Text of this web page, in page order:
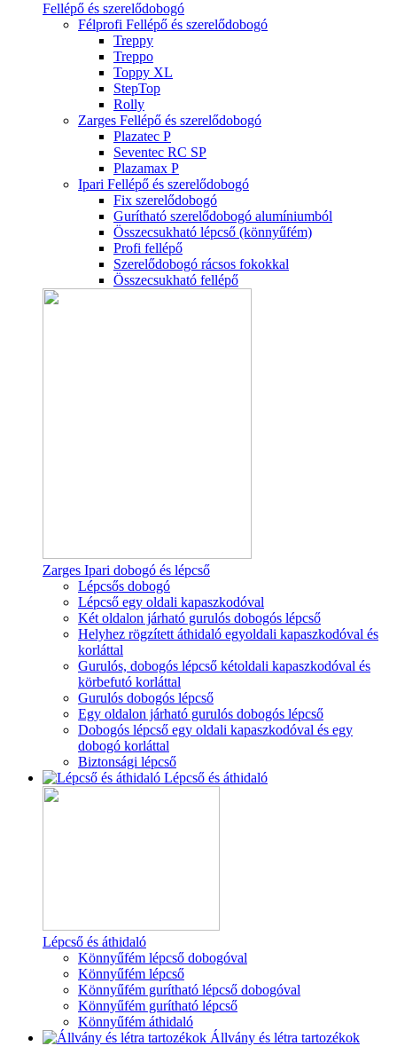
Fellépő és szerelődobogó
Félprofi Fellépő és szerelődobogó
Treppy
Treppo
Toppy XL
StepTop
Rolly
Zarges Fellépő és szerelődobogó
Plazatec P
Seventec RC SP
Plazamax P
Ipari Fellépő és szerelődobogó
Fix szerelődobogó
Gurítható szerelődobogó alumíniumból
Összecsukható lépcső (könnyűfém)
Profi fellépő
Szerelődobogó rácsos fokokkal
Összecsukható fellépő
Zarges Ipari dobogó és lépcső
Lépcsős dobogó
Lépcső egy oldali kapaszkodóval
Két oldalon járható gurulós dobogós lépcső
Helyhez rögzített áthidaló egyoldali kapaszkodóval és
korláttal
Gurulós, dobogós lépcső kétoldali kapaszkodóval és
körbefutó korláttal
Gurulós dobogós lépcső
Egy oldalon járható gurulós dobogós lépcső
Dobogós lépcső egy oldali kapaszkodóval és egy
dobogó korláttal
Biztonsági lépcső
Lépcső és áthidaló
Lépcső és áthidaló
Könnyűfém lépcső dobogóval
Könnyűfém lépcső
Könnyűfém gurítható lépcső dobogóval
Könnyűfém gurítható lépcső
Könnyűfém áthidaló
Állvány és létra tartozékok